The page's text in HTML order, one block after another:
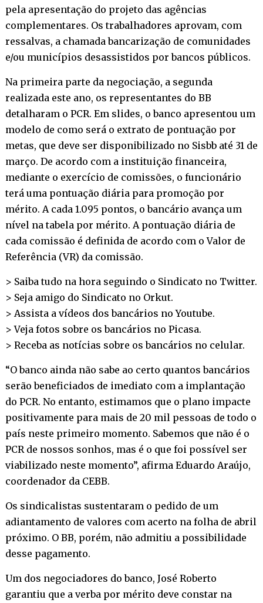
pela apresentação do projeto das agências
complementares. Os trabalhadores aprovam, com
ressalvas, a chamada bancarização de comunidades
e/ou municípios desassistidos por bancos públicos.
Na primeira parte da negociação, a segunda
realizada este ano, os representantes do BB
detalharam o PCR. Em slides, o banco apresentou um
modelo de como será o extrato de pontuação por
metas, que deve ser disponibilizado no Sisbb até 31 de
março. De acordo com a instituição financeira,
mediante o exercício de comissões, o funcionário
terá uma pontuação diária para promoção por
mérito. A cada 1.095 pontos, o bancário avança um
nível na tabela por mérito. A pontuação diária de
cada comissão é definida de acordo com o Valor de
Referência (VR) da comissão.
> Saiba tudo na hora seguindo o Sindicato no Twitter.
> Seja amigo do Sindicato no Orkut.
> Assista a vídeos dos bancários noYoutube.
> Veja fotos sobre os bancários no Picasa.
> Receba as notícias sobre os bancários no celular.
“O banco ainda não sabe ao certo quantos bancários
serão beneficiados de imediato com a implantação
do PCR. No entanto, estimamos que o plano impacte
positivamente para mais de 20 mil pessoas de todo o
país neste primeiro momento. Sabemos que não é o
PCR de nossos sonhos, mas é o que foi possível ser
viabilizado neste momento”, afirma Eduardo Araújo,
coordenador da CEBB.
Os sindicalistas sustentaram o pedido de um
adiantamento de valores com acerto na folha de abril
próximo. O BB, porém, não admitiu a possibilidade
desse pagamento.
Um dos negociadores do banco, José Roberto
garantiu que a verba por mérito deve constar na